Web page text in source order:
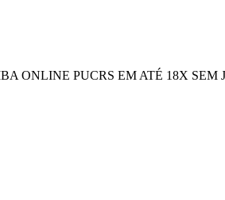
ONLINE PUCRS EM ATÉ 18X SEM